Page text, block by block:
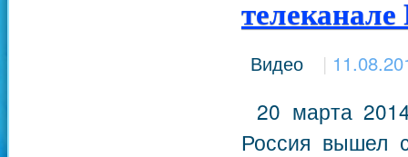
телеканале
Видео |
20 марта
Россия вышел